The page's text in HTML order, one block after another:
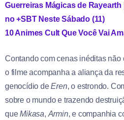
Guerreiras Mágicas de
no +SBT Neste Sábado (11)
10 Animes Cult Que Você Vai
Contando com cenas inéditas não
o filme acompanha a aliança da
genocídio deEren, o estrondo.
sobre o mundo e trazendo
queMikasa, Armin, e companhia